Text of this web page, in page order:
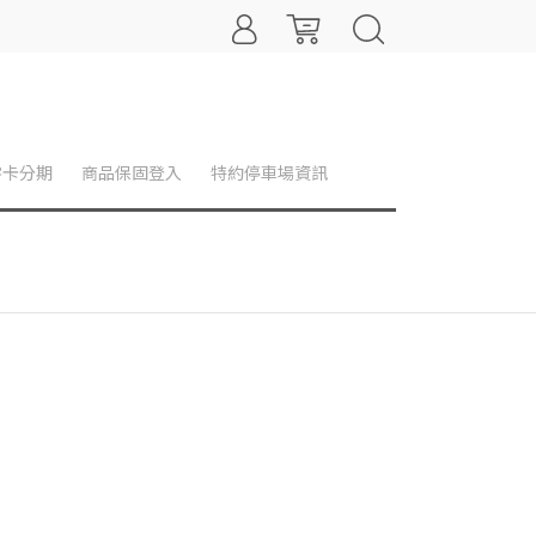
分期 商品保固登入 特約停車場資訊